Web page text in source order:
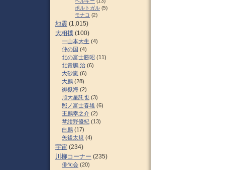
ポルトガル (5)
モナコ (2)
地震 (1,015)
大相撲 (100)
一山本大生 (4)
仲の国 (4)
北の富士勝昭 (11)
北青鵬 治 (6)
大砂嵐 (6)
大鵬 (28)
御嶽海 (2)
旭大星託也 (3)
照ノ富士春雄 (6)
王鵬幸之介 (2)
琴紺野優紀 (13)
白鵬 (17)
矢後太規 (4)
宇宙 (234)
川柳コーナー (235)
俳句会 (20)